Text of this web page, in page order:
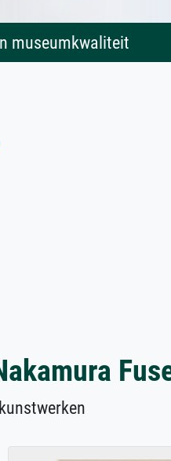
museumkwaliteit